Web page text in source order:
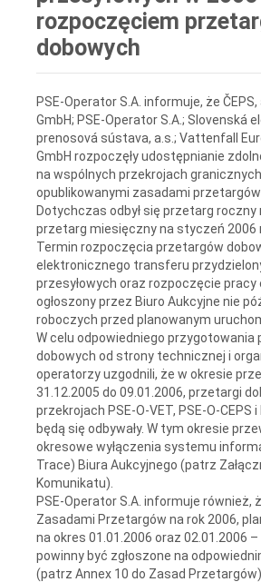
rozpoczęciem
dobowych
PSE-Operator S.A. informuje, że ČEPS,
GmbH; PSE-Operator S.A.; Slovenská
prenosová sústava, a.s.; Vattenfall
GmbH rozpoczęły udostępnianie
na wspólnych przekrojach
opublikowanymi zasadami przetargów
Dotychczas odbył się przetarg roczny
przetarg miesięczny na styczeń 2006
Termin rozpoczęcia przetargów
elektronicznego transferu
przesyłowych oraz rozpoczęcie pracy
ogłoszony przez Biuro Aukcyjne nie
roboczych przed planowanym
W celu odpowiedniego przygotowania
dobowych od strony technicznej i
operatorzy uzgodnili, że w okresie
31.12.2005 do 09.01.2006, przetargi
przekrojach PSE-O-VET, PSE-O-CEPS i
będą się odbywały. W tym okresie
okresowe wyłączenia systemu
Trace) Biura Aukcyjnego (patrz
Komunikatu).
PSE-Operator S.A. informuje również,
Zasadami Przetargów na rok 2006,
na okres 01.01.2006 oraz 02.01.2006 –
powinny być zgłoszone na
(patrz Annex 10 do Zasad